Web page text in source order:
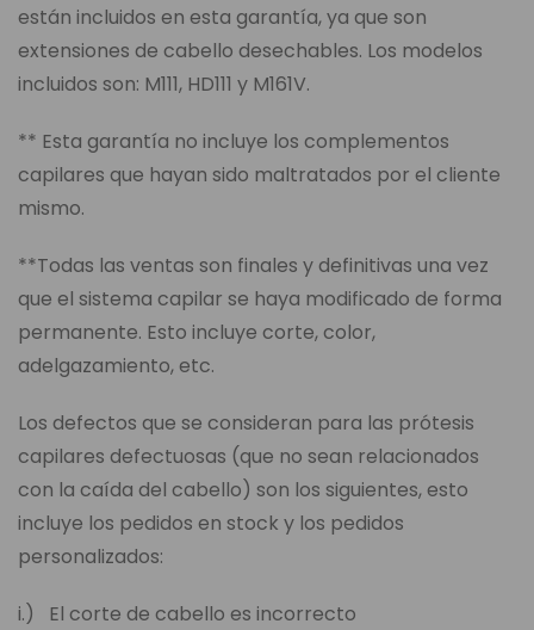
están incluidos en esta garantía, ya que son
extensiones de cabello desechables. Los modelos
incluidos son: M111, HD111 y M161V.
** Esta garantía no incluye los complementos
capilares que hayan sido maltratados por el cliente
mismo.
**Todas las ventas son finales y definitivas una vez
que el sistema capilar se haya modificado de forma
permanente. Esto incluye corte, color,
adelgazamiento, etc.
Los defectos que se consideran para las prótesis
capilares defectuosas (que no sean relacionados
con la caída del cabello) son los siguientes, esto
incluye los pedidos en stock y los pedidos
personalizados:
i.) El corte de cabello es incorrecto